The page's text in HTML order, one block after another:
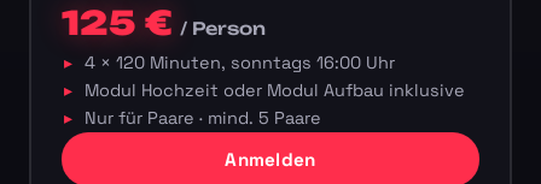
125 €/ Person
4 × 120 Minuten, sonntags 16:00 Uhr
Modul Hochzeit oder Modul Aufbau inklusive
Nur für Paare · mind. 5 Paare
Anmelden